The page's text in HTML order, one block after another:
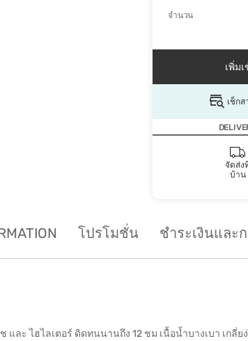
จำนวน
เพิ่ม
เช็ก
จัดส่ง
บ้าน
โปรโมชั่น ชำระเงินและ
ละ ไฮไลเตอร์ ดิดทนนานถึง 12 ชม เนื้อน้ำบางเบา เกลี่ย